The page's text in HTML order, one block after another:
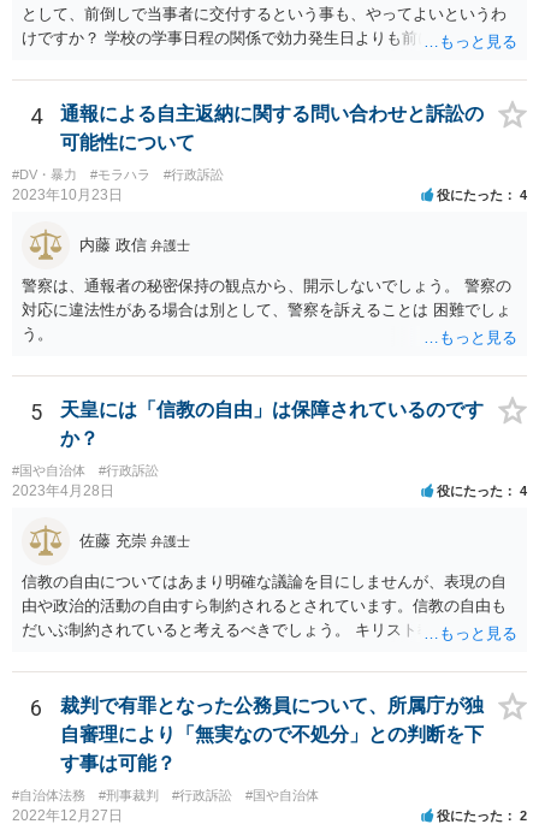
として、前倒しで当事者に交付するという事も、やってよいというわ
けですか？ 学校の学事日程の関係で効力発生日よりも前に交付したか
でしょう。 両者をそろえるに越したことはないですが、卒業式の日程
自体は各学校によって慣例として定められることが多いですし、学籍
離脱日も、学校によって異なるようですから、そのこと自体に特に問
題はないでしょう。 ＞万一、効力発生日より前に、その効力が無効と
なる出来事が起こったとしたら、その証明書は効力を発生する事な
く、証明書としては無効化されるということですね？ そう考えるのが
自然でしょう。 ただし、卒業証書自体は、通常記載されている内容
が、全課程を修了したという事実について記載されており、卒業式時
点では、そのこと自体は過去の事実として間違いないので、卒業証書
自体の無効かどうかという法的な効力を議論するものではないでしょ
う。 問題は、証書そのものではなく、在学中に何らかの問題を起こし
て学籍を剥奪されたかどうか、ということなので、厳密に言えば卒業
証書自体の議論とは直接関係しないと思います。
4
通報による自主返納に関する問い合わせと訴訟の
可能性について
#DV・暴力 #モラハラ #行政訴訟
2023年10月23日 役にたった 4
内藤 政信 弁護士
警察は、通報者の秘密保持の観点から、開示しないでしょう。 警察の
対応に違法性がある場合は別として、警察を訴えることは 困難でしょ
う。
5
天皇には「信教の自由」は保障されているのです
か？
#国や自治体 #行政訴訟
2023年4月28日 役にたった 4
佐藤 充崇 弁護士
信教の自由についてはあまり明確な議論を目にしませんが、表現の自
由や政治的活動の自由すら制約されるとされています。信教の自由も
だいぶ制約されていると考えるべきでしょう。 キリスト教の信仰につ
由に宮中の祭祀・儀礼に関する儀式を拒否したり、それら儀式の遂行
を批判する意見を公にすることが無制限に許されるとは思えません。
6
裁判で有罪となった公務員について、所属庁が独
自審理により「無実なので不処分」との判断を下
す事は可能？
#自治体法務 #刑事裁判 #行政訴訟 #国や自治体
2022年12月27日 役にたった 2